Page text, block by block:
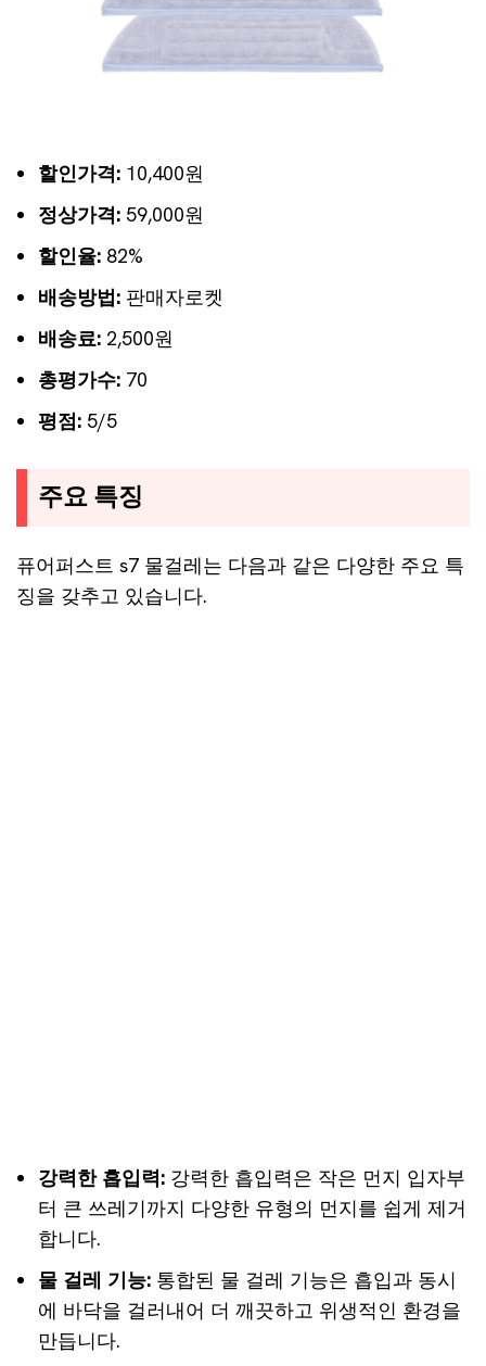
할인가격: 10,400원
정상가격: 59,000원
할인율: 82%
배송방법: 판매자로켓
배송료: 2,500원
총평가수: 70
평점: 5/5
주요 특징
퓨어퍼스트 s7 물걸레는 다음과 같은 다양한 주요 특
징을 갖추고 있습니다.
강력한 흡입력: 강력한 흡입력은 작은 먼지 입자부
터 큰 쓰레기까지 다양한 유형의 먼지를 쉽게 제거
합니다.
물 걸레 기능: 통합된 물 걸레 기능은 흡입과 동시
에 바닥을 걸러내어 더 깨끗하고 위생적인 환경을
만듭니다.